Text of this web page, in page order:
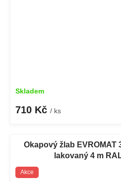
Skladem
710 Kč / ks
Okapový žlab EVROMAT
lakovaný 4 m
Akce